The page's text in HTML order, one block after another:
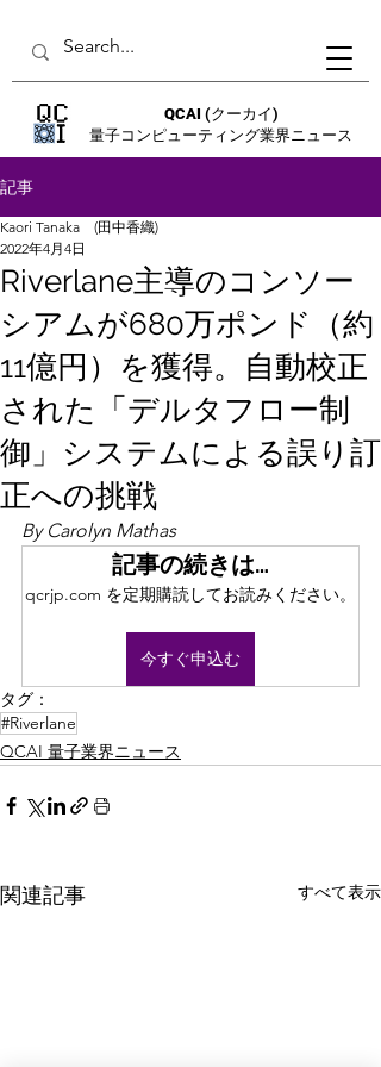
QCAI (クーカイ)
量子コンピューティング業界ニュース
記事
Riverlane主導のコンソー
シアムが680万ポンド（約
11億円）を獲得。自動校正
された「デルタフロー制
御」システムによる誤り訂
正への挑戦
Kaori Tanaka (田中香織)
2022年4月4日
By Carolyn Mathas
記事の続きは…
qcrjp.com を定期購読してお読みください。
今すぐ申込む
タグ：
#Riverlane
QCAI 量子業界ニュース
関連記事 すべて表示